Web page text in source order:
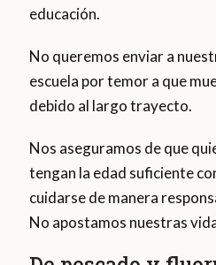
educación.
No queremos enviar a
escuela por temor a que
debido al largo trayecto.
Nos aseguramos de que
tengan la edad suficiente
cuidarse de manera
No apostamos nuestras